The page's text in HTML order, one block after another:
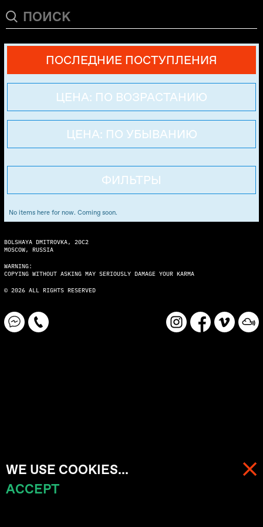
МЕНЮ
ПОСЛЕДНИЕ ПОСТУПЛЕНИЯ
ЦЕНА: ПО ВОЗРАСТАНИЮ
ЦЕНА: ПО УБЫВАНИЮ
ФИЛЬТРЫ
No items here for now. Coming soon.
BOLSHAYA DMITROVKA, 20C2
MOSCOW, RUSSIA
WARNING:
COPYING WITHOUT ASKING MAY SERIOUSLY DAMAGE YOUR KARMA
© 2026 ALL RIGHTS RESERVED
WE USE COOKIES...
ACCEPT